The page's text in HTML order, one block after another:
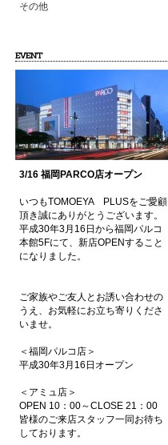
その他
EVENT
3/16 福岡PARCO店オープン
いつもTOMOEYA PLUSをご愛顧
頂き誠にありがとうございます。
平成30年3月16日から福岡パルコ
本館5Fにて、新店OPENすること
になりました。
ご家族やご友人とお誘い合わせの
うえ、お気軽にお立ち寄りくださ
いませ。
＜福岡パルコ店＞
平成30年3月16日オープン
＜アミュ店＞
OPEN 10：00～CLOSE 21：00
皆様のご来店スタッフ一同お待ち
しております。